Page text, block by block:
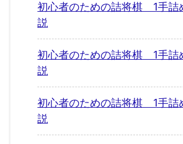
初心者のための詰将棋 1手
説
初心者のための詰将棋 1手
説
初心者のための詰将棋 1手
説